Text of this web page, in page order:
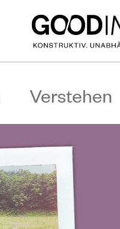
Verstehen